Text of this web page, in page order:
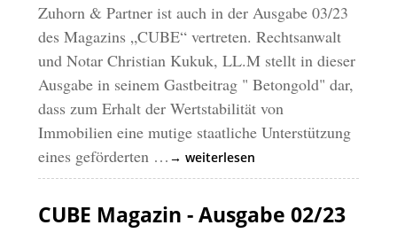
Zuhorn & Partner ist auch in der Ausgabe 03/23
des Magazins „CUBE“ vertreten. Rechtsanwalt
und Notar Christian Kukuk, LL.M stellt in dieser
Ausgabe in seinem Gastbeitrag " Betongold" dar,
dass zum Erhalt der Wertstabilität von
Immobilien eine mutige staatliche Unterstützung
eines geförderten … → weiterlesen
CUBE Magazin - Ausgabe 02/23